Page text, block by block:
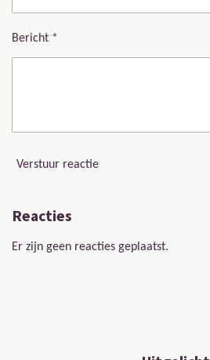
Bericht *
Verstuur reactie
Reacties
Er zijn geen reacties geplaatst.